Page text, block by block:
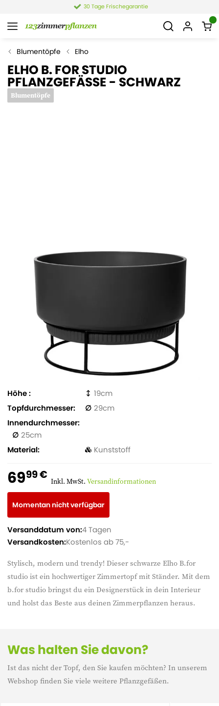
30 Tage Frischegarantie
Blumentöpfe Elho
ELHO B. FOR STUDIO
PFLANZGEFÄSSE - SCHWARZ
Blumentöpfe
Stylisch, modern und trendy! Dieser schwarze Elho B.for
studio ist ein hochwertiger Zimmertopf mit Ständer. Mit dem
b.for studio bringst du ein Designerstück in dein Interieur
und holst das Beste aus deinen Zimmerpflanzen heraus.
Höhe
19
Topfdurchmesser
29
Innendurchmesser
25
Material
Kunststoff
6999 € Inkl. MwSt. Versandinformationen
Momentan nicht verfügbar
Versanddatum von:4 Tagen
Versandkosten:Kostenlos ab 75,-
Was halten Sie davon?
Ist das nicht der Topf, den Sie kaufen möchten? In unserem
Webshop finden Sie viele weitere Pflanzgefäßen.